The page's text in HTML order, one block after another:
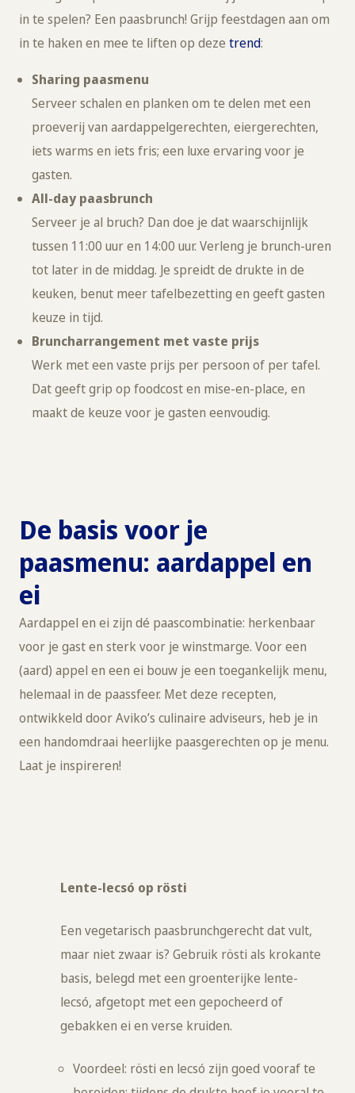
in te spelen? Een paasbrunch! Grijp feestdagen aan om
in te haken en mee te liften op deze trend:
Sharing paasmenu
Serveer schalen en planken om te delen met een
proeverij van aardappelgerechten, eiergerechten,
iets warms en iets fris; een luxe ervaring voor je
gasten.
All-day paasbrunch
Serveer je al bruch? Dan doe je dat waarschijnlijk
tussen 11:00 uur en 14:00 uur. Verleng je brunch-uren
tot later in de middag. Je spreidt de drukte in de
keuken, benut meer tafelbezetting en geeft gasten
keuze in tijd.
Bruncharrangement met vaste prijs
Werk met een vaste prijs per persoon of per tafel.
Dat geeft grip op foodcost en mise-en-place, en
maakt de keuze voor je gasten eenvoudig.
De basis voor je
paasmenu: aardappel en
ei
Aardappel en ei zijn dé paascombinatie: herkenbaar
voor je gast en sterk voor je winstmarge. Voor een
(aard) appel en een ei bouw je een toegankelijk menu,
helemaal in de paassfeer. Met deze recepten,
ontwikkeld door Aviko’s culinaire adviseurs, heb je in
een handomdraai heerlijke paasgerechten op je menu.
Laat je inspireren!
Lente-lecsó op rösti
Een vegetarisch paasbrunchgerecht dat vult,
maar niet zwaar is? Gebruik rösti als krokante
basis, belegd met een groenterijke lente-
lecsó, afgetopt met een gepocheerd of
gebakken ei en verse kruiden.
Voordeel: rösti en lecsó zijn goed vooraf te